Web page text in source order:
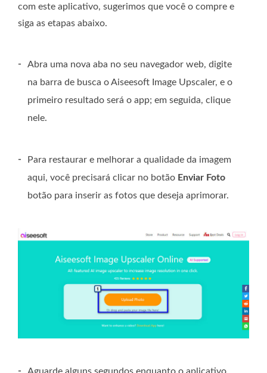
com este aplicativo, sugerimos que você o compre e
siga as etapas abaixo.
-
Abra uma nova aba no seu navegador web, digite
na barra de busca o Aiseesoft Image Upscaler, e o
primeiro resultado será o app; em seguida, clique
nele.
-
Para restaurar e melhorar a qualidade da imagem
aqui, você precisará clicar no botão Enviar Foto
botão para inserir as fotos que deseja aprimorar.
-